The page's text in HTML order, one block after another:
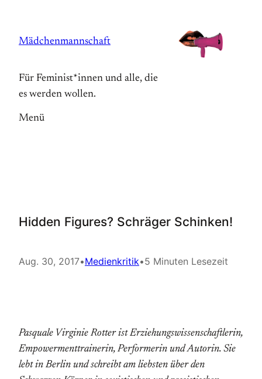
springen
Mädchenmannschaft
Für Feminist*innen und alle, die
es werden wollen.
Menü
Hidden Figures? Schräger Schinken!
Aug. 30, 2017•Medienkritik•5 Minuten Lesezeit
Pasquale Virginie Rotter ist Erziehungswissenschaftlerin,
Empowermenttrainerin, Performerin und Autorin. Sie
lebt in Berlin und schreibt am liebsten über den